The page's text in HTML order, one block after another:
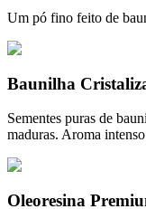
Um pó fino feito de
Baunilha
Sementes puras de
maduras. Aroma
Oleoresina